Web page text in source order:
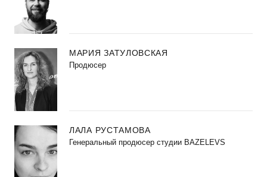
МАРИЯ ЗАТУЛОВСКАЯ
Продюсер
ЛАЛА РУСТАМОВА
Генеральный продюсер студии BAZELEVS